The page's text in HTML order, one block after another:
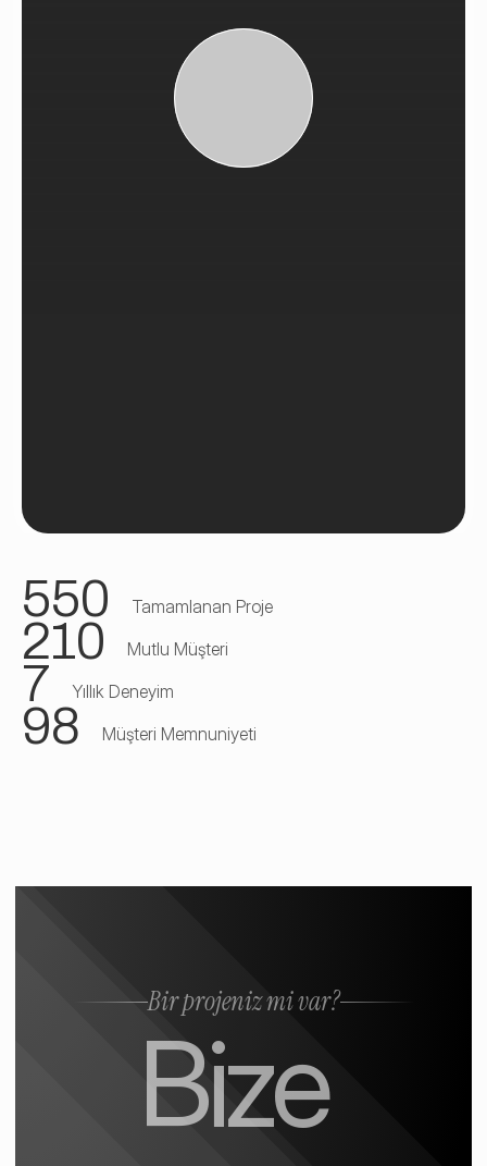
550 Tamamlanan Proje
210 Mutlu Müşteri
7 Yıllık Deneyim
98 Müşteri Memnuniyeti
Bir projeniz mi var?
Bize